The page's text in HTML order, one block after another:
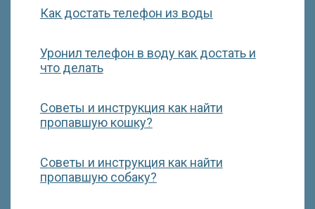
Как достать телефон из воды
Уронил телефон в воду как достать и
что делать
Советы и инструкция как найти
пропавшую кошку?
Советы и инструкция как найти
пропавшую собаку?